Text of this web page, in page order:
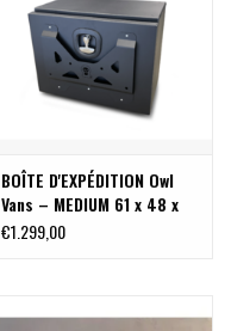
BOÎTE D'EXPÉDITION Owl
Vans – MEDIUM 61 x 48 x
38 cm
€1.299,00